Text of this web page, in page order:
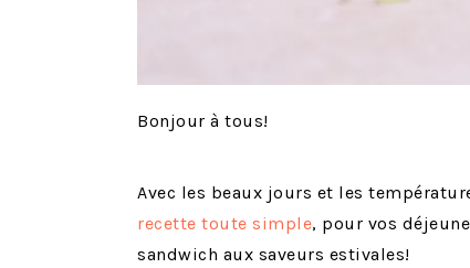
Bonjour à tous!
Avec les beaux jours et les
recette toute simple, pour vos
sandwich aux saveurs estivales!